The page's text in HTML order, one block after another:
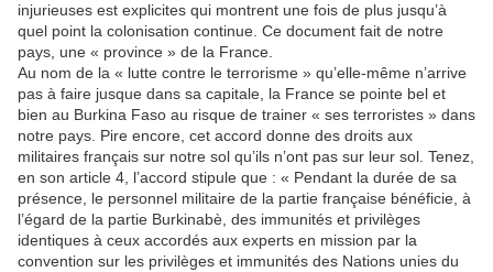
injurieuses est explicites qui montrent une fois de plus jusqu’à
quel point la colonisation continue. Ce document fait de notre
pays, une « province » de la France.
Au nom de la « lutte contre le terrorisme » qu’elle-même n’arrive
pas à faire jusque dans sa capitale, la France se pointe bel et
bien au Burkina Faso au risque de trainer « ses terroristes » dans
notre pays. Pire encore, cet accord donne des droits aux
militaires français sur notre sol qu’ils n’ont pas sur leur sol. Tenez,
en son article 4, l’accord stipule que : « Pendant la durée de sa
présence, le personnel militaire de la partie française bénéficie, à
l’égard de la partie Burkinabè, des immunités et privilèges
identiques à ceux accordés aux experts en mission par la
convention sur les privilèges et immunités des Nations unies du